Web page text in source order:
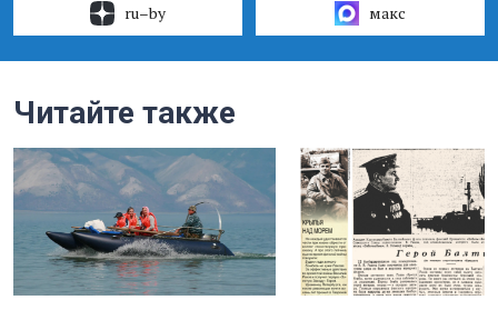
ru–by макс
Читайте также